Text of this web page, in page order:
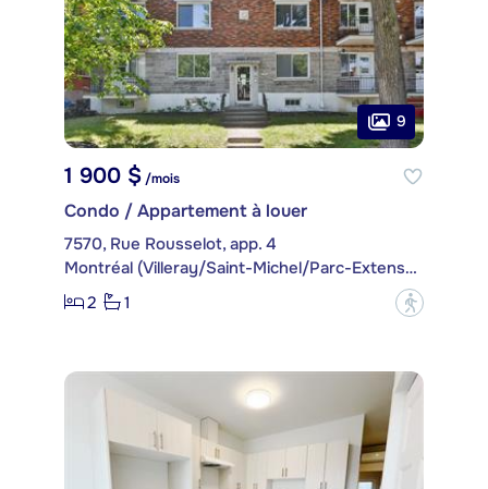
9
1 900 $ /mois
Condo / Appartement à louer
7570, Rue Rousselot, app. 4
Montréal (Villeray/Saint-Michel/Parc-Extension)
2
1 ?